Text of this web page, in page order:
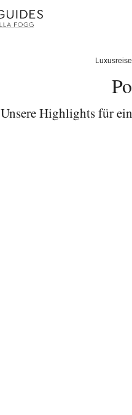
Unsere Highlights für